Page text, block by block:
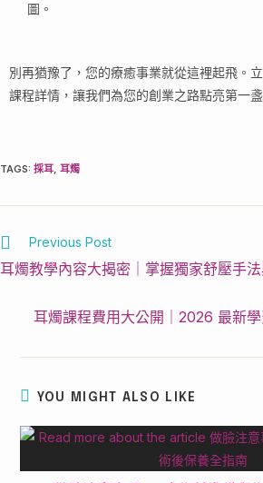
圖。
別再猶豫了，您的療癒事業就從這裡起飛。
課程詳情，讓我們為您的創業之路點亮第一盞
TAGS: 採耳, 耳燭
Previous Post
耳燭教學內容大揭密｜掌握獨家舒壓手
耳燭課程費用大公開｜2026 最新
YOU MIGHT ALSO LIKE